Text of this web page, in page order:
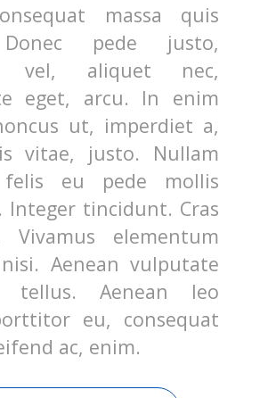
massa quis
pede justo,
vel, aliquet nec,
eget, arcu. In enim
ut, imperdiet a,
vitae, justo. Nullam
eu pede mollis
Integer tincidunt. Cras
Vivamus elementum
Aenean vulputate
tellus. Aenean leo
eu, consequat
ac, enim.